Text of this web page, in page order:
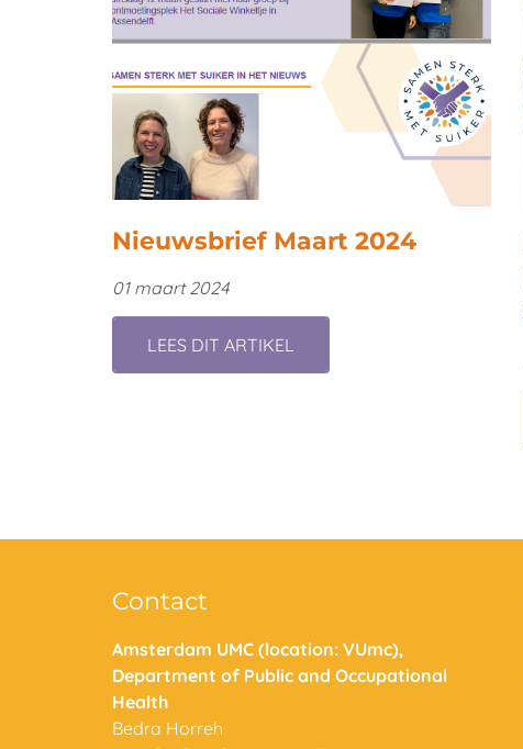
Nieuwsbrief Maart 2024
01 maart 2024
LEES DIT ARTIKEL
Contact
Amsterdam UMC (location: VUmc),
Department of Public and Occupational
Health
Bedra Horreh